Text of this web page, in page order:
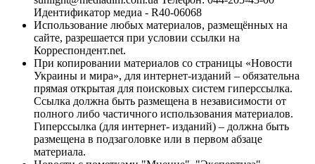
Идентификатор медиа - R40-06068
Использование любых материалов, размещённых на
сайте, разрешается при условии ссылки на
Корреспондент.net.
При копировании материалов со страницы «Новости
Украины и мира», для интернет-изданий – обязательна
прямая открытая для поисковых систем гиперссылка.
Ссылка должна быть размещена в независимости от
полного либо частичного использования материалов.
Гиперссылка (для интернет- изданий) – должна быть
размещена в подзаголовке или в первом абзаце
материала.